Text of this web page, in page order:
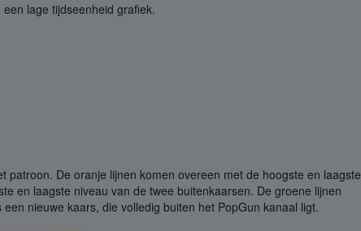
lage tijdseenheid grafiek.
De oranje lijnen komen overeen met de hoogste en laagste
en laagste niveau van de twee buitenkaarsen. De groene lijnen
nieuwe kaars, die volledig buiten het PopGun kanaal ligt.